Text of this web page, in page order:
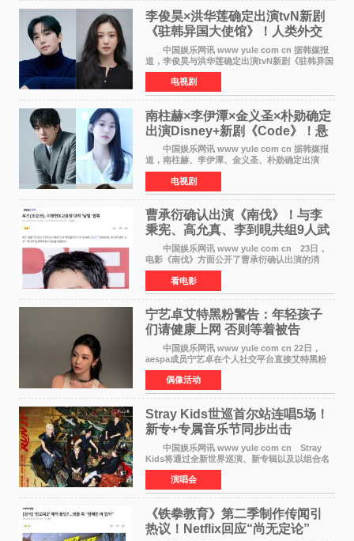
李俊昊×洪华莲确定出演tvN新剧
《驻韩异国大使馆》！人类外交
官与“龙”大使的奇幻
中国娱乐网讯 www yule com cn 据韩媒报
道，李俊昊与洪华莲确定出演tvN新剧《驻韩异国
大使馆》，分别担任男女主角，引发期待。
该剧讲述了一位因管理驻韩异国大使馆（负责管
理居住在大韩
电视剧
南柱赫×李伊潭×金义圣×朴勋确定
出演Disney+新剧《Code》！悬
疑犯罪惊悚明年上线
中国娱乐网讯 www yule com cn 据韩媒报
道，南柱赫、李伊潭、金义圣、朴勋确定出演
Disney+新剧《Code》，该剧预计将于明年播
出，引发高度关注。 本剧改编自同名人气台
剧，讲述了一位往来
电视剧
曹承衍确认出演《南伐》！与李
秉宪、高允真、李到晛共组9人武
士团
中国娱乐网讯 www yule com cn 23日，
电影《南伐》方面公开了曹承衍确认出演的消
息。通过歌手活动展现出独特色彩的曹承衍将在
片中饰演拥有出色弓箭技术的弓箭手，他将在这
一历史动作大片中展
看电影
宁艺卓艾特黑粉警告：年轻孩子
们​请健康上网 否则等着被告
中国娱乐网讯 www yule com cn 22日，
aespa成员宁艺卓在个人社交平台直接艾特黑粉
账号，正面喊话回应长期以来的恶意攻击，引发
广泛关注。 宁艺卓在文中表示，自己早已注
意到部分网友持续
偶像活动
Stray Kids世巡首尔站连唱5场！
新专+专属音乐节同步出击
中国娱乐网讯 www yule com cn Stray
Kids将通过全新世界巡演、新专辑以及以组合名
义打造的专属音乐节等一系列全球活动，开启事
业发展的全新篇章。 Stray Kids将于7月25日
至26日、29日
演唱会
《铁拳教育》第二季制作传闻引
热议！Netflix回应“尚无定论”